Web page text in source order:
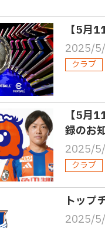
【5月
2025/
クラブ
【5月
録のお
2025/
クラブ
トップ
2025/